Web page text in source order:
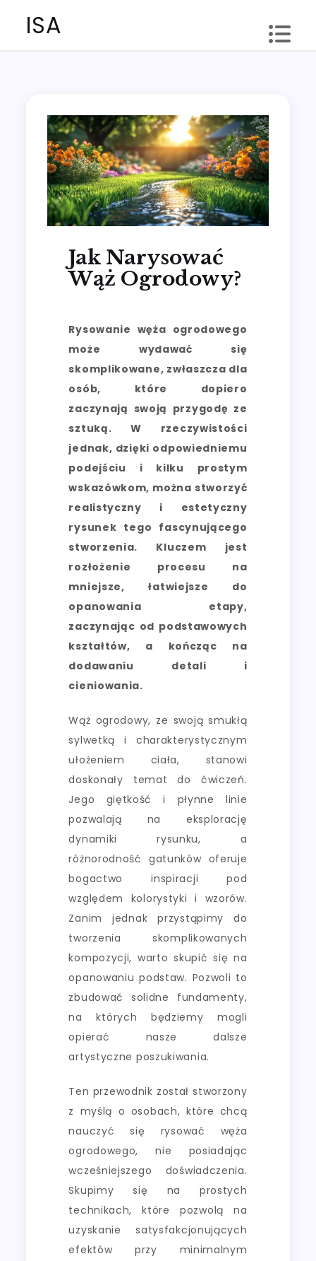
ISA
Jak Narysować
Wąż Ogrodowy?
Rysowanie węża ogrodowego
może wydawać się
skomplikowane, zwłaszcza dla
osób, które dopiero
zaczynają swoją przygodę ze
sztuką. W rzeczywistości
jednak, dzięki odpowiedniemu
podejściu i kilku prostym
wskazówkom, można stworzyć
realistyczny i estetyczny
rysunek tego fascynującego
stworzenia. Kluczem jest
rozłożenie procesu na
mniejsze, łatwiejsze do
opanowania etapy,
zaczynając od podstawowych
kształtów, a kończąc na
dodawaniu detali i
cieniowania.
Wąż ogrodowy, ze swoją smukłą
sylwetką i charakterystycznym
ułożeniem ciała, stanowi
doskonały temat do ćwiczeń.
Jego giętkość i płynne linie
pozwalają na eksplorację
dynamiki rysunku, a
różnorodność gatunków oferuje
bogactwo inspiracji pod
względem kolorystyki i wzorów.
Zanim jednak przystąpimy do
tworzenia skomplikowanych
kompozycji, warto skupić się na
opanowaniu podstaw. Pozwoli to
zbudować solidne fundamenty,
na których będziemy mogli
opierać nasze dalsze
artystyczne poszukiwania.
Ten przewodnik został stworzony
z myślą o osobach, które chcą
nauczyć się rysować węża
ogrodowego, nie posiadając
wcześniejszego doświadczenia.
Skupimy się na prostych
technikach, które pozwolą na
uzyskanie satysfakcjonujących
efektów przy minimalnym